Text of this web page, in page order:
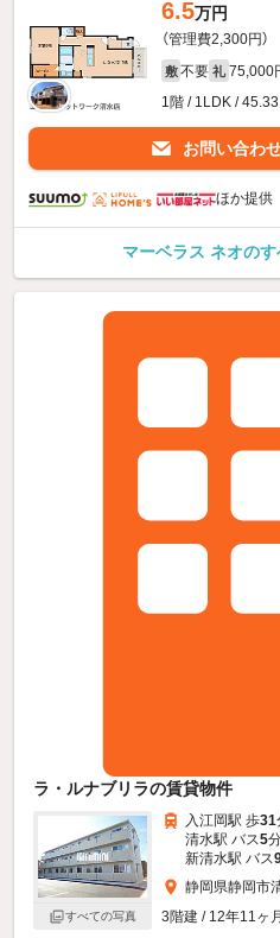
6.5万円
（管理費2,300円）
敷 不要 礼 75,000
1階 / 1LDK / 45.33
お問い合わ
ほか提供
マーベラス ネオの
ラ・ルナブリラの賃貸物件
すべての写真
入江岡駅 歩31
清水駅 バス5
新清水駅 バス
静岡県静岡市
3階建 / 12年11ヶ